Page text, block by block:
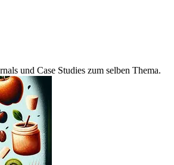
und Case Studies zum selben Thema.